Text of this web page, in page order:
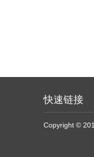
快速链接
Copyright ©